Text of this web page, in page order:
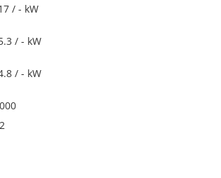
/ - kW
/ - kW
/ - kW